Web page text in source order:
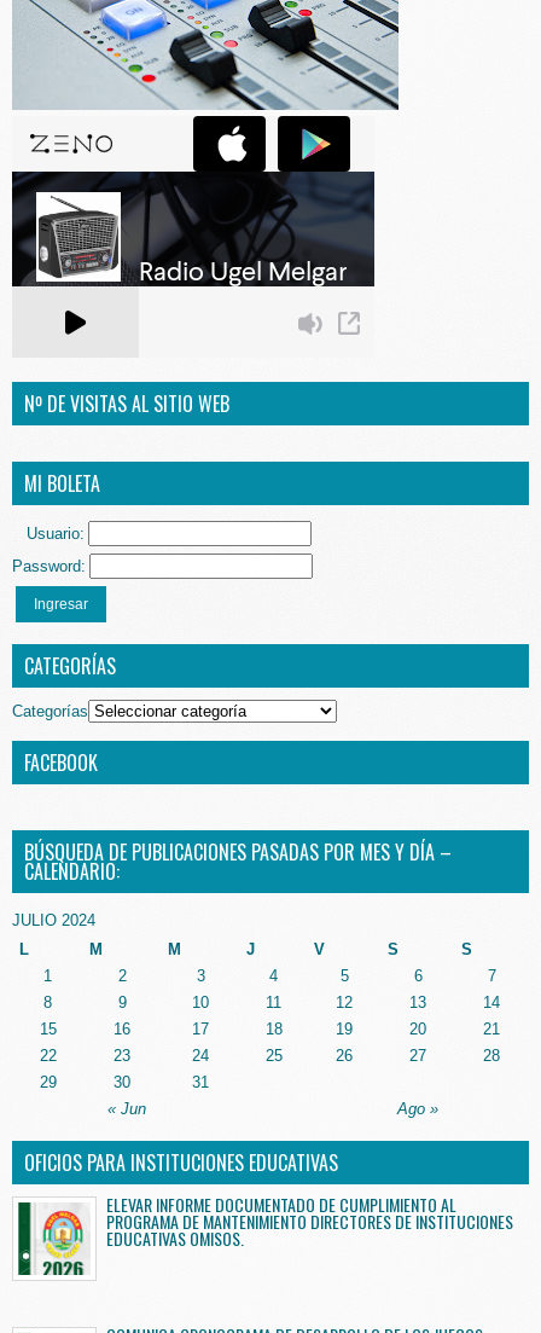
Nº DE VISITAS AL SITIO WEB
MI BOLETA
Usuario:
Password:
Ingresar
CATEGORÍAS
Categorías
FACEBOOK
BÚSQUEDA DE PUBLICACIONES PASADAS POR MES Y DÍA –
CALENDARIO:
JULIO 2024
L
M M J V S S
« Jun Ago »
1 2 3 4 5 6
7
8
9 10 11 12 13
14
15
16 17 18 19 20
21
22
23 24 25 26 27
28
29
30 31
OFICIOS PARA INSTITUCIONES EDUCATIVAS
ELEVAR INFORME DOCUMENTADO DE CUMPLIMIENTO AL
PROGRAMA DE MANTENIMIENTO DIRECTORES DE INSTITUCIONES
EDUCATIVAS OMISOS.